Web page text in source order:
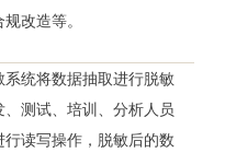
改造等。
系统将数据抽取进行脱敏
测试、培训、分析人员
读写操作，脱敏后的数